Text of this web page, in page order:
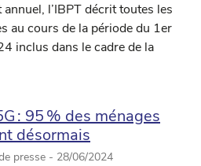
l’IBPT décrit toutes les
au cours de la période du 1er
inclus dans le cadre de la
: 95 % des ménages
désormais
presse - 28/06/2024